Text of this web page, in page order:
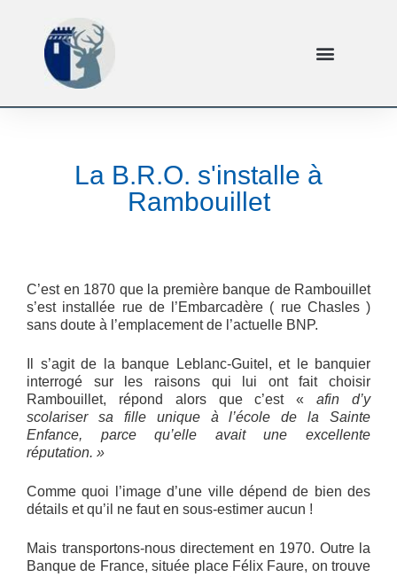
La B.R.O. s'installe à
Rambouillet
C’est en 1870 que la première banque de Rambouillet
s’est installée rue de l’Embarcadère ( rue Chasles )
sans doute à l’emplacement de l’actuelle BNP.
Il s’agit de la banque Leblanc-Guitel, et le banquier
interrogé sur les raisons qui lui ont fait choisir
Rambouillet, répond alors que c’est «afin d’y
scolariser sa fille unique à l’école de la Sainte
Enfance, parce qu’elle avait une excellente
réputation. »
Comme quoi l’image d’une ville dépend de bien des
détails et qu’il ne faut en sous-estimer aucun !
Mais transportons-nous directement en 1970. Outre la
Banque de France, située place Félix Faure, on trouve